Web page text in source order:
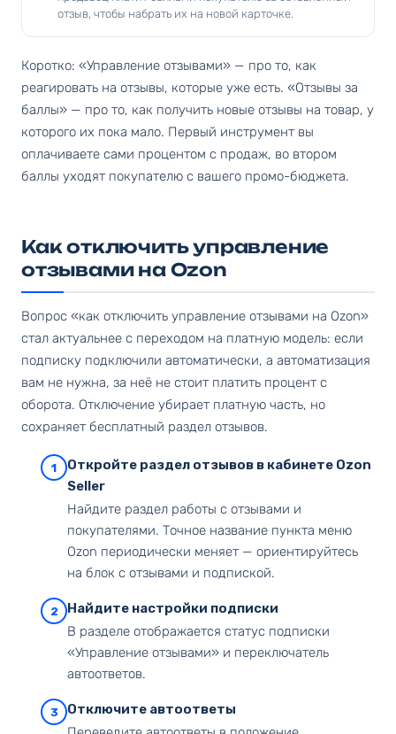
отзыв, чтобы набрать их на новой карточке.
Коротко: «Управление отзывами» — про то, как
реагировать на отзывы, которые уже есть. «Отзывы за
баллы» — про то, как получить новые отзывы на товар, у
которого их пока мало. Первый инструмент вы
оплачиваете сами процентом с продаж, во втором
баллы уходят покупателю с вашего промо-бюджета.
Как отключить управление
отзывами на Ozon
Вопрос «как отключить управление отзывами на Ozon»
стал актуальнее с переходом на платную модель: если
подписку подключили автоматически, а автоматизация
вам не нужна, за неё не стоит платить процент с
оборота. Отключение убирает платную часть, но
сохраняет бесплатный раздел отзывов.
1
Откройте раздел отзывов в кабинете Ozon
Seller
Найдите раздел работы с отзывами и
покупателями. Точное название пункта меню
Ozon периодически меняет — ориентируйтесь
на блок с отзывами и подпиской.
2
Найдите настройки подписки
В разделе отображается статус подписки
«Управление отзывами» и переключатель
автоответов.
3
Отключите автоответы